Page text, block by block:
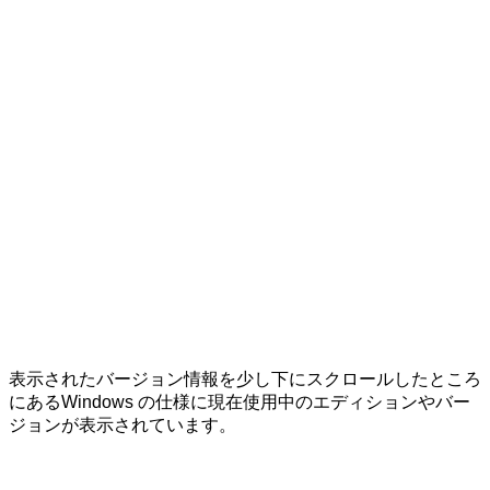
表示されたバージョン情報を少し下にスクロールしたところ
にあるWindows の仕様に現在使用中のエディションやバー
ジョンが表示されています。